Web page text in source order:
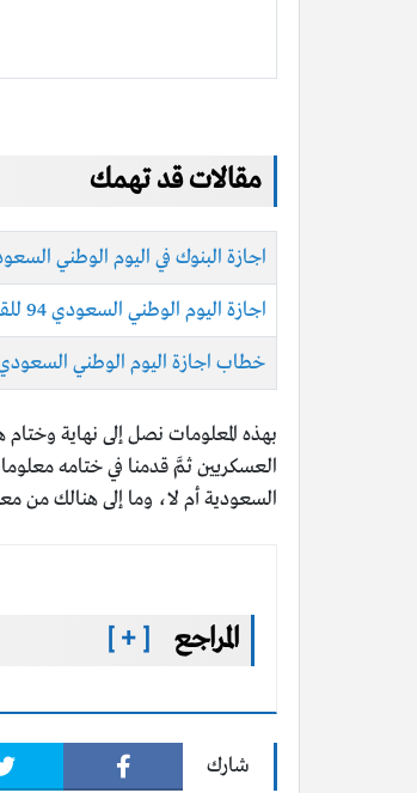
مقالات قد تهمك
اجازة البنوك في اليوم الوطني
اجازة اليوم الوطني السعودي 94 للقطاع الخاص
خطاب اجازة اليوم الوطني السعودي 94 جاهز
بهذه المعلومات نصل إلى نهاية وختام
السعودية أم لا، وما إلى هنالك من
المراجع [ + ]
شارك